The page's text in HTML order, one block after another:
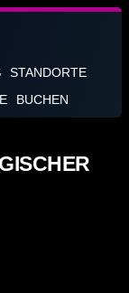
STANDORTE
BUCHEN